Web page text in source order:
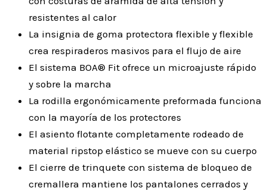
resistentes al calor
La insignia de goma protectora flexible y flexible
crea respiraderos masivos para el flujo de aire
El sistema BOA® Fit ofrece un microajuste rápido
y sobre la marcha
La rodilla ergonómicamente preformada funciona
con la mayoría de los protectores
El asiento flotante completamente rodeado de
material ripstop elástico se mueve con su cuerpo
El cierre de trinquete con sistema de bloqueo de
cremallera mantiene los pantalones cerrados y